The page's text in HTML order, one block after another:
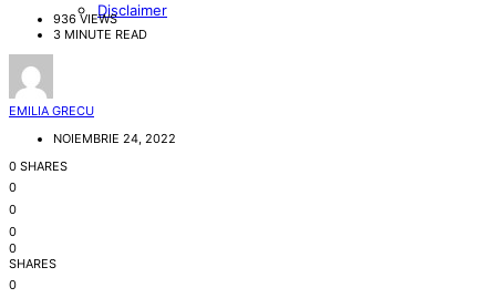
Disclaimer
936 VIEWS
3 MINUTE READ
EMILIA GRECU
NOIEMBRIE 24, 2022
0 SHARES
0
0
0
0
SHARES
0